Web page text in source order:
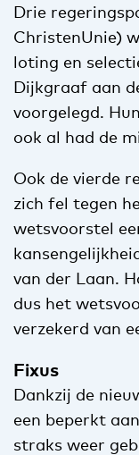
Drie
ChristenUnie)
loting en
Dijkgraaf aan
voorgelegd.
ook al had de
Ook de vierde
zich fel tegen
wetsvoorstel
van der Laan.
dus het
verzekerd van
Fixus
Dankzij de
een beperkt
straks weer